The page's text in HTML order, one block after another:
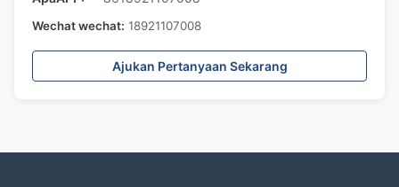
Wechat wechat: 18921107008
Ajukan Pertanyaan Sekarang